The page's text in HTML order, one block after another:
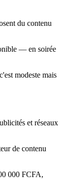
du contenu
— en soirée
modeste mais
et réseaux
de contenu
000 FCFA,